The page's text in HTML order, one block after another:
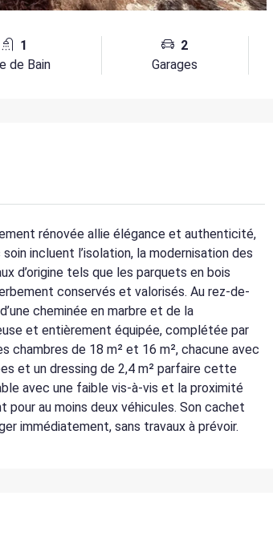
1
de Bain
2
Garages
rénovée allie élégance et authenticité,
incluent l’isolation, la modernisation des
d’origine tels que les parquets en bois
conservés et valorisés. Au rez-de-
cheminée en marbre et de la
et entièrement équipée, complétée par
chambres de 18 m² et 16 m², chacune avec
et un dressing de 2,4 m² parfaire cette
avec une faible vis-à-vis et la proximité
pour au moins deux véhicules. Son cachet
immédiatement, sans travaux à prévoir.